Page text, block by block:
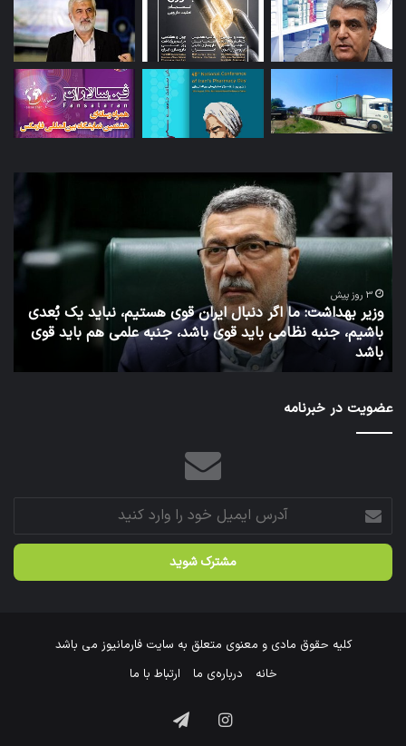
بهداشت:
اگر
دنبال
قوی
هستیم،
نباید
یک
بُعدی
جنبه
نظامی
جنبه
علمی
هم
قوی
3 روز پیش
وزیر بهداشت: ما اگر دنبال ایران قوی هستیم، نباید یک بُعدی
باشیم، جنبه نظامی باید قوی باشد، جنبه علمی هم باید قوی
باشد
عضویت در خبرنامه
آدرس
ایمیل
خود
وارد
کلیه حقوق مادی و معنوی متعلق به سایت فارمانیوز می باشد
خانه
درباره‌ی ما ارتباط با ما
اینستاگرام